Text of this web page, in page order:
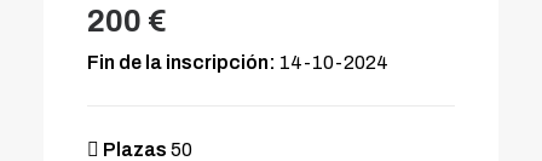
200 €
Fin de la inscripción: 14-10-2024
Plazas 50